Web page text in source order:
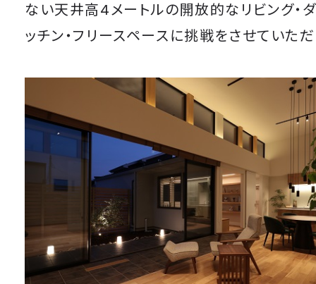
ない天井高4メートルの開放的なリビング・ダ
ッチン・フリースペースに挑戦をさせていただ